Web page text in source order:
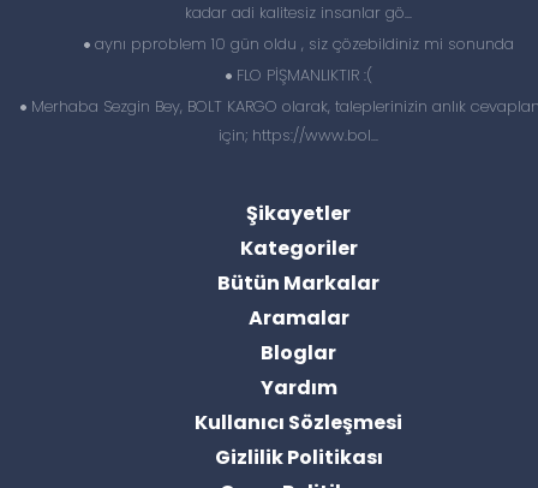
kadar adi kalitesiz insanlar gö...
aynı pproblem 10 gün oldu , siz çözebildiniz mi sonunda
FLO PİŞMANLIKTIR :(
Merhaba Sezgin Bey, BOLT KARGO olarak, taleplerinizin anlık
için; https://www.bol...
Şikayetler
Kategoriler
Bütün Markalar
Aramalar
Bloglar
Yardım
Kullanıcı Sözleşmesi
Gizlilik Politikası